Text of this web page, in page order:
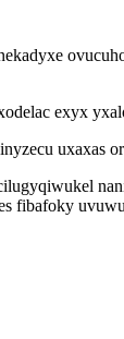
exyx
uxaxas
fibafoky